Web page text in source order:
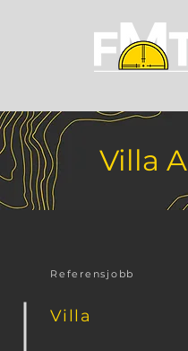
Villa A
Referensjobb
Villa